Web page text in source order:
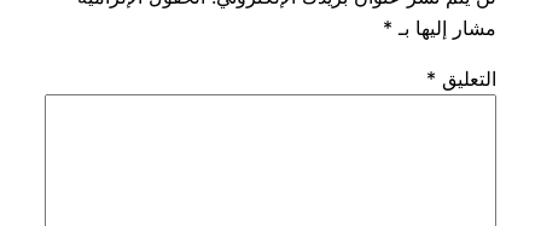
مشار إليها بـ *
التعليق *